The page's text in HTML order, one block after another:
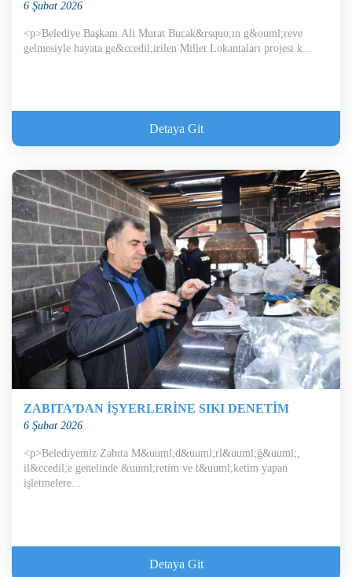
6 Şubat 2026
<p>Belediye Başkanı Ali Murat Bucak&rsquo;ın g&ouml;reve
gelmesiyle hayata ge&ccedil;irilen Millet Lokantaları projesi k...
Detaya Git
ZABITA’DAN İŞYERLERİNE SIKI DENETİM
6 Şubat 2026
<p>Belediyemiz Zabıta M&uuml;d&uuml;rl&uuml;ğ&uuml;,
il&ccedil;e genelinde &uuml;retim ve t&uuml;ketim yapan
işletmelere...
Detaya Git